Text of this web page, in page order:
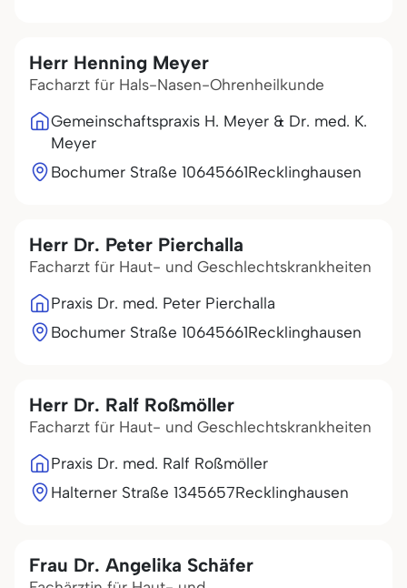
Herr Henning Meyer
Facharzt für Hals-Nasen-Ohrenheilkunde
Gemeinschaftspraxis H. Meyer & Dr. med. K.
Meyer
Bochumer Straße 10645661Recklinghausen
Herr Dr. Peter Pierchalla
Facharzt für Haut- und Geschlechtskrankheiten
Praxis Dr. med. Peter Pierchalla
Bochumer Straße 10645661Recklinghausen
Herr Dr. Ralf Roßmöller
Facharzt für Haut- und Geschlechtskrankheiten
Praxis Dr. med. Ralf Roßmöller
Halterner Straße 1345657Recklinghausen
Frau Dr. Angelika Schäfer